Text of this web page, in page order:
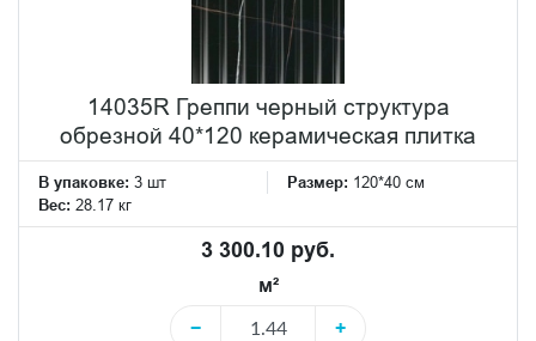
14035R Греппи черный структура
обрезной 40*120 керамическая плитка
В упаковке: 3 шт Размер: 120*40 см
Вес: 28.17 кг
3 300.10 руб.
м²
−
+